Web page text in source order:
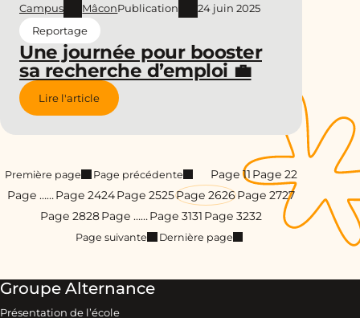
Une journée pour booster
sa recherche d’emploi 💼
Campus MâconPublication
24 juin 2025
Reportage
Lire l'article
Première page Page précédente Page 11 Page 22
Page ……Page 2424Page 2525Page 2626Page 2727
Page 2828Page ……Page 3131 Page 3232
Page suivante Dernière page
Groupe Alternance
Présentation de l’école